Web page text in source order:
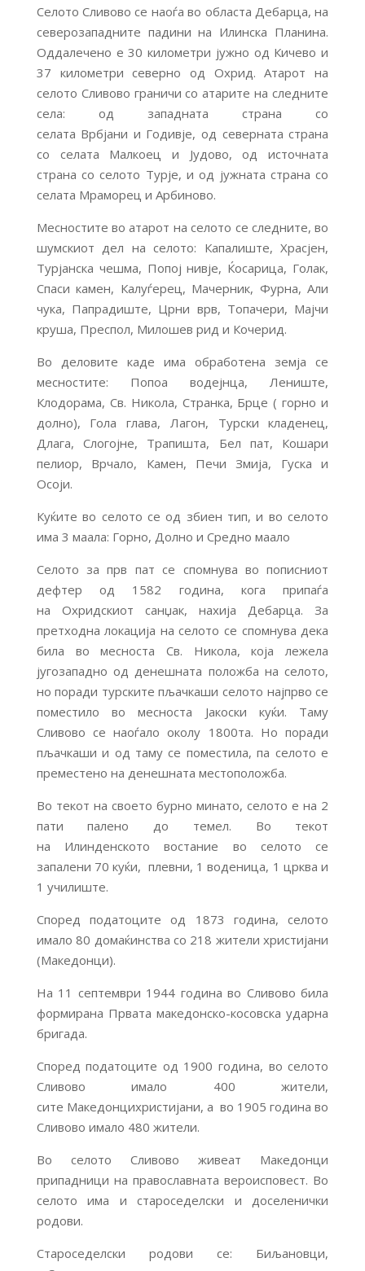
Селото Сливово се наоѓа во областа Дебарца, на
северозападните падини на Илинска Планина.
Оддалечено е 30 километри јужно од Кичево и
37 километри северно од Охрид. Атарот на
селото Сливово граничи со атарите на следните
села: од западната страна со
селата Врбјани и Годивје, од северната страна
со селата Малкоец и Јудово, од источната
страна со селото Турје, и од јужната страна со
селата Мраморец и Арбиново.
Месностите во атарот на селото се следните, во
шумскиот дел на селото: Капалиште, Храсјен,
Турјанска чешма, Попој нивје, Ќосарица, Голак,
Спаси камен, Калуѓерец, Мачерник, Фурна, Али
чука, Папрадиште, Црни врв, Топачери, Мајчи
круша, Преспол, Милошев рид и Кочерид.
Во деловите каде има обработена земја се
месностите: Попоа водејнца, Лениште,
Клодорама, Св. Никола, Странка, Брце ( горно и
долно), Гола глава, Лагон, Турски кладенец,
Длага, Слогојне, Трапишта, Бел пат, Кошари
пелиор, Врчало, Камен, Печи Змија, Гуска и
Осоји.
Куќите во селото се од збиен тип, и во селото
има 3 маала: Горно, Долно и Средно маало
Селото за прв пат се спомнува во пописниот
дефтер од 1582 година, кога припаѓа
на Охридскиот санџак, нахија Дебарца. За
претходна локација на селото се спомнува дека
била во месноста Св. Никола, која лежела
југозападно од денешната положба на селото,
но поради турските пљачкаши селото најпрво се
поместило во месноста Јакоски куќи. Таму
Сливово се наоѓало околу 1800та. Но поради
пљачкаши и од таму се поместила, па селото е
преместено на денешната местоположба.
Во текот на своето бурно минато, селото е на 2
пати палено до темел. Во текот
на Илинденското востание во селото се
запалени 70 куќи, плевни, 1 воденица, 1 црква и
1 училиште.
Според податоците од 1873 година, селото
имало 80 домаќинства со 218 жители христијани
(Македонци).
На 11 септември 1944 година во Сливово била
формирана Првата македонско-косовска ударна
бригада.
Според податоците од 1900 година, во селото
Сливово имало 400 жители,
сите Македонцихристијани, а во 1905 година во
Сливово имало 480 жители.
Во селото Сливово живеат Македонци
припадници на православната вероисповест. Во
селото има и староседелски и доселенички
родови.
Староседелски родови се: Биљановци,